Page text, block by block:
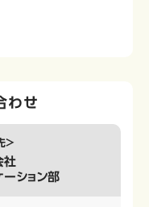
わせ
＞
社
ション部